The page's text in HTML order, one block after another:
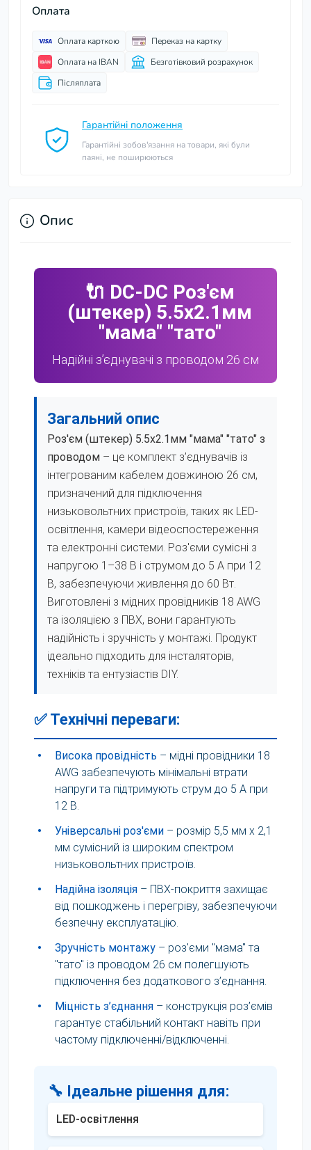
Оплата
Оплата карткою
Переказ на картку
Оплата на IBAN
Безготівковий розрахунок
Післяплата
Гарантійні положення
Гарантійні зобов'язання на товари, які були
паяні, не поширюються
Опис
🔌 DC-DC Роз'єм
(штекер) 5.5x2.1мм
"мама" "тато"
Надійні з’єднувачі з проводом 26 см
Загальний опис
Роз'єм (штекер) 5.5x2.1мм "мама" "тато" з
проводом – це комплект з’єднувачів із
інтегрованим кабелем довжиною 26 см,
призначений для підключення
низьковольтних пристроїв, таких як LED-
освітлення, камери відеоспостереження
та електронні системи. Роз'єми сумісні з
напругою 1–38 В і струмом до 5 А при 12
В, забезпечуючи живлення до 60 Вт.
Виготовлені з мідних провідників 18 AWG
та ізоляцією з ПВХ, вони гарантують
надійність і зручність у монтажі. Продукт
ідеально підходить для інсталяторів,
техніків та ентузіастів DIY.
✅ Технічні переваги:
• Висока провідність – мідні провідники 18
AWG забезпечують мінімальні втрати
напруги та підтримують струм до 5 А при
12 В.
•
Універсальні роз'єми – розмір 5,5 мм x 2,1
мм сумісний із широким спектром
низьковольтних пристроїв.
•
Надійна ізоляція – ПВХ-покриття захищає
від пошкоджень і перегріву, забезпечуючи
безпечну експлуатацію.
•
Зручність монтажу – роз'єми "мама" та
"тато" із проводом 26 см полегшують
підключення без додаткового з’єднання.
•
Міцність з’єднання – конструкція роз’ємів
гарантує стабільний контакт навіть при
частому підключенні/відключенні.
🔧 Ідеальне рішення для:
LED-освітлення